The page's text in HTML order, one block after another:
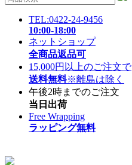
TEL:0422-24-9456
10:00-18:00
ネットショップ
全商品返品可
15,000円以上のご注文で
送料無料※離島は除く
午後2時までのご注文
当日出荷
Free Wrapping
ラッピング無料